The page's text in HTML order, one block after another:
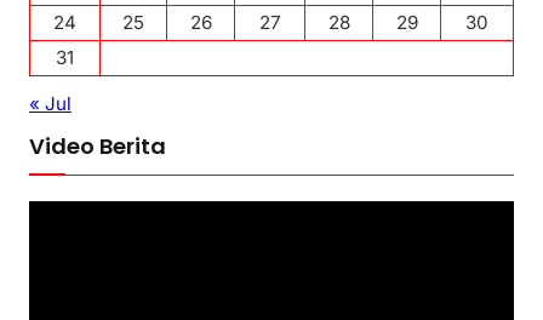
24
25 26 27 28 29
30
31
« Jul
Video Berita